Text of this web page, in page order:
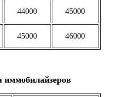
44000 45000
45000 46000
иммобилайзеров